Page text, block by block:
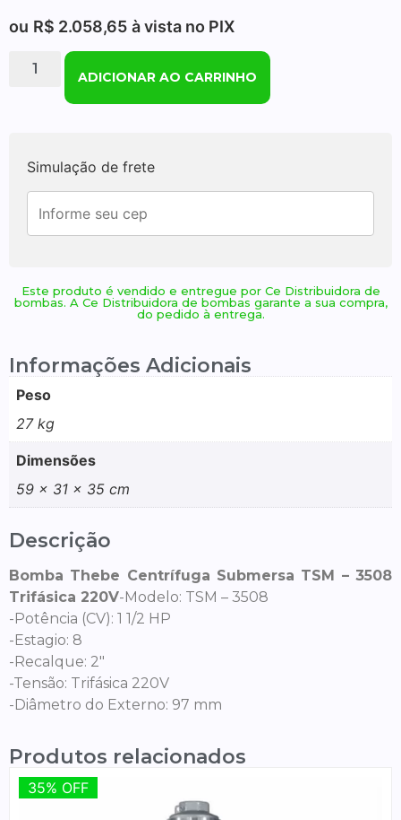
ou R$ 2.058,65 à vista no PIX
ADICIONAR AO CARRINHO
Simulação de frete
Este produto é vendido e entregue por Ce Distribuidora de
bombas. A Ce Distribuidora de bombas garante a sua compra,
do pedido à entrega.
Informações Adicionais
Peso
27 kg
Dimensões
59 × 31 × 35 cm
Descrição
Bomba Thebe Centrífuga Submersa TSM – 3508
Trifásica 220V-Modelo: TSM – 3508
-Potência (CV): 1 1/2 HP
-Estagio: 8
-Recalque: 2″
-Tensão: Trifásica 220V
-Diâmetro do Externo: 97 mm
Produtos relacionados
35% OFF
35% OFF